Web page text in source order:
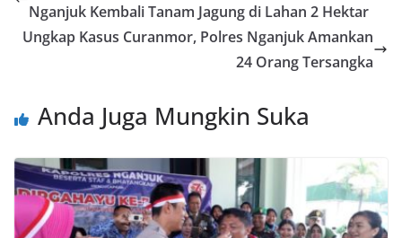
Nganjuk Kembali Tanam Jagung di Lahan 2 Hektar
Ungkap Kasus Curanmor, Polres Nganjuk Amankan
24 Orang Tersangka
Anda Juga Mungkin Suka